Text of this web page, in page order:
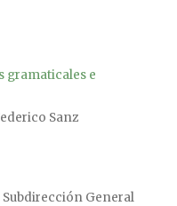
gramaticales e
Sanz
General